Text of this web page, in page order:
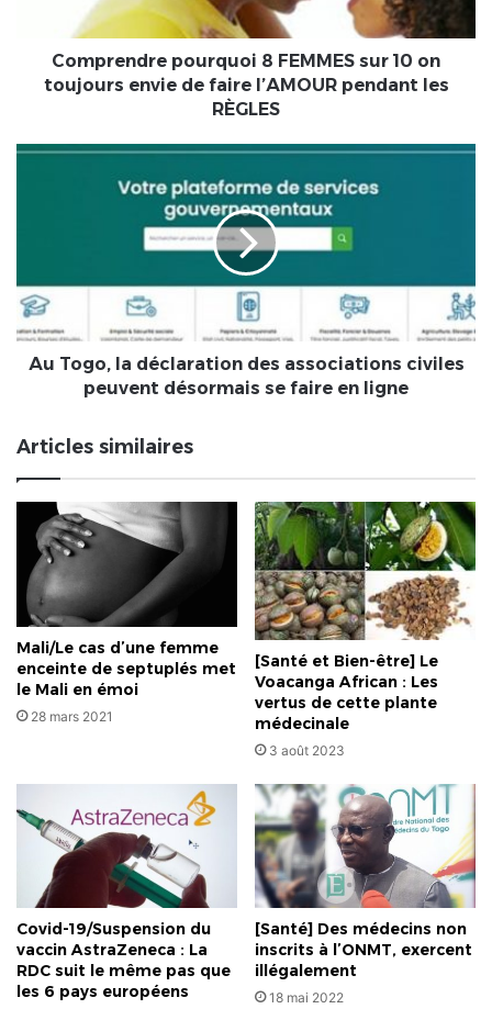
les
Comprendre pourquoi 8 FEMMES sur 10 on
toujours envie de faire l’AMOUR pendant les
RÈGLES
Au
civiles
peuvent
désormais
Au Togo, la déclaration des associations civiles
peuvent désormais se faire en ligne
Articles similaires
Mali/Le cas d’une femme
enceinte de septuplés met
le Mali en émoi
28 mars 2021
[Santé et Bien-être] Le
Voacanga African : Les
vertus de cette plante
médecinale
3 août 2023
Covid-19/Suspension du
vaccin AstraZeneca : La
RDC suit le même pas que
les 6 pays européens
[Santé] Des médecins non
inscrits à l’ONMT, exercent
illégalement
18 mai 2022